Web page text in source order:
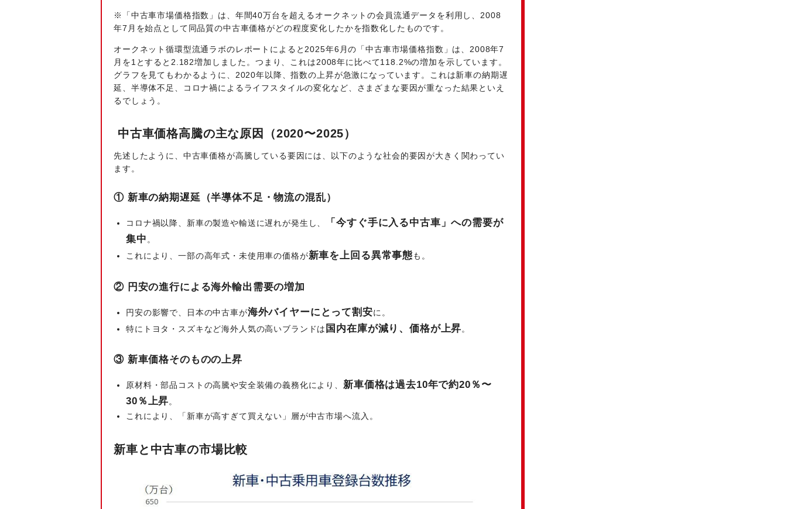
※「中古車市場価格指数」は、年間40万台を超えるオークネットの会員流通データを利用し、2008
年7月を始点として同品質の中古車価格がどの程度変化したかを指数化したものです。
オークネット循環型流通ラボのレポートによると2025年6月の「中古車市場価格指数」は、2008年7
月を1とすると2.182増加しました。つまり、これは2008年に比べて118.2%の増加を示しています。
グラフを見てもわかるように、2020年以降、指数の上昇が急激になっています。これは新車の納期遅
延、半導体不足、コロナ禍によるライフスタイルの変化など、さまざまな要因が重なった結果といえ
るでしょう。
中古車価格高騰の主な原因（2020〜2025）
先述したように、中古車価格が高騰している要因には、以下のような社会的要因が大きく関わってい
ます。
① 新車の納期遅延（半導体不足・物流の混乱）
コロナ禍以降、新車の製造や輸送に遅れが発生し、
「今すぐ手に入る中古車」への需要が
集中。
これにより、一部の高年式・未使用車の価格が新車を上回る異常事態も。
② 円安の進行による海外輸出需要の増加
円安の影響で、日本の中古車が海外バイヤーにとって割安に。
特にトヨタ・スズキなど海外人気の高いブランドは 国内在庫が減り、価格が上昇。
③ 新車価格そのものの上昇
原材料・部品コストの高騰や安全装備の義務化により、 新車価格は過去10年で約20％〜
30％上昇。
これにより、「新車が高すぎて買えない」層が中古市場へ流入。
新車と中古車の市場比較